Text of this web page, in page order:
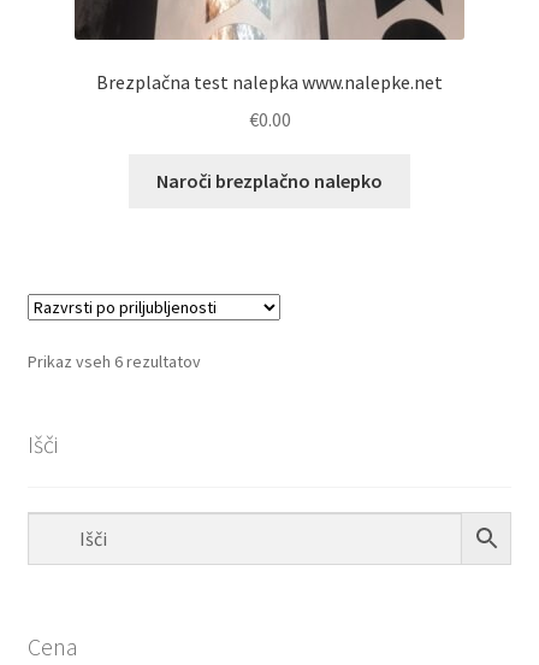
Brezplačna test nalepka www.nalepke.net
€0.00
Naroči brezplačno nalepko
Prikaz vseh 6 rezultatovRazvrščeno
Išči
Cena